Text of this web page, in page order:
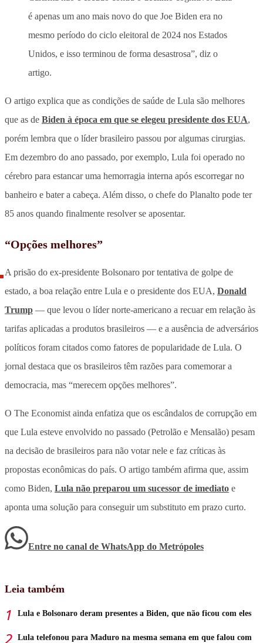
é apenas um ano mais novo do que Joe Biden era no
mesmo período do ciclo eleitoral de 2024 nos Estados
Unidos, e isso terminou de forma desastrosa”, diz o
artigo.
O artigo explica que as condições de saúde de Lula são melhores
que as de Biden à época em que se elegeu presidente dos EUA,
porém lembra que o líder brasileiro passou por algumas cirurgias.
Em dezembro do ano passado, por exemplo, Lula foi operado no
cérebro para estancar uma hemorragia interna após escorregar no
banheiro e bater a cabeça. Além disso, o chefe do Planalto pode ter
85 anos quando finalmente resolver se aposentar.
“Opções melhores”
A prisão do ex-presidente Bolsonaro por tentativa de golpe de
estado, a boa relação entre Lula e o presidente dos EUA, Donald
Trump — que levou o líder norte-americano a recuar em relação às
tarifas aplicadas a produtos brasileiros — e a ausência de adversários
políticos foram citados como fatores de popularidade de Lula. O
jornal destaca que os brasileiros têm razões para comemorar a
democracia, mas “merecem opções melhores”.
O The Economist ainda enfatiza que os escândalos de corrupção em
que Lula esteve envolvido no passado (Petrolão e Mensalão) pesam
na decisão de brasileiros para não votar nele e faz críticas às
propostas econômicas do país. O artigo também afirma que, assim
como Biden, Lula não preparou um sucessor de imediato e
aponta uma solução para conseguir um substituto em prazo curto.
Entre no canal de WhatsApp do Metrópoles
Leia também
Lula e Bolsonaro deram presentes a Biden, que não ficou com eles
Lula telefonou para Maduro na mesma semana em que falou com